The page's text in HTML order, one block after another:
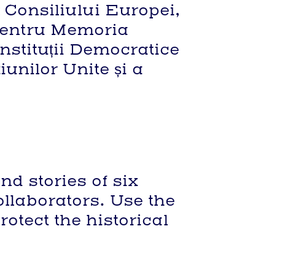
Consiliului Europei,
Memoria
Democratice
Unite și a
stories of six
Use the
the historical